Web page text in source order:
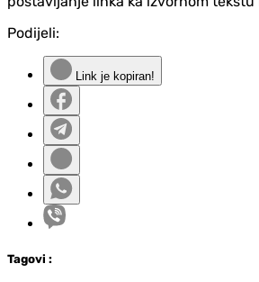
Podijeli:
Link je kopiran!
Tagovi :